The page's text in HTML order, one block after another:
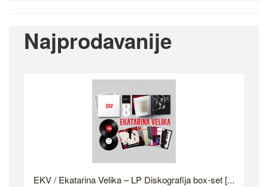
Najprodavanije
EKV / Ekatarina Velika – LP Diskografija box-set [...